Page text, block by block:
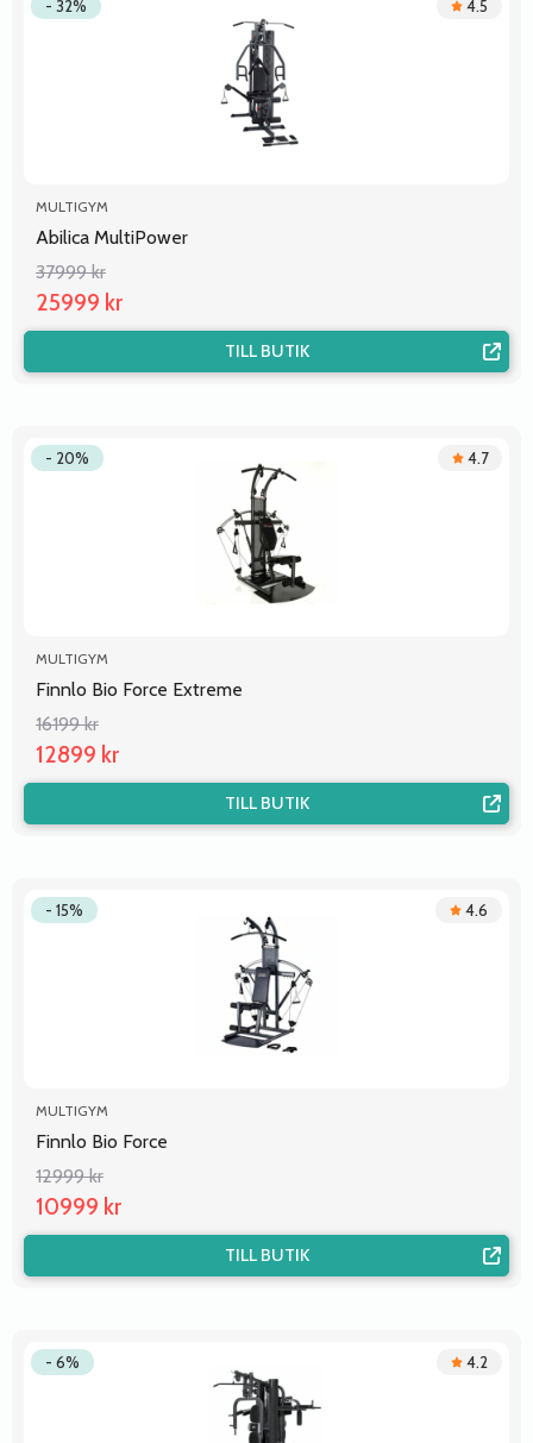
- 32% 4.5
MULTIGYM
Abilica MultiPower
37999 kr
25999 kr
TILL BUTIK
- 20% 4.7
MULTIGYM
Finnlo Bio Force Extreme
16199 kr
12899 kr
TILL BUTIK
- 15% 4.6
MULTIGYM
Finnlo Bio Force
12999 kr
10999 kr
TILL BUTIK
- 6% 4.2